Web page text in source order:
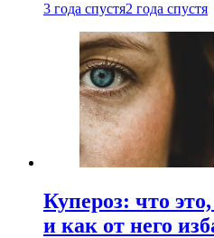
3 года спустя2 года спустя
Купероз: что
и как от него